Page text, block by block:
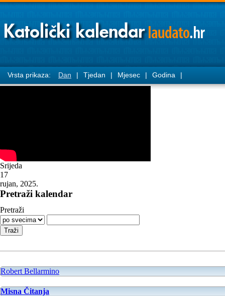
Vrsta prikaza: Dan | Tjedan | Mjesec | Godina |
Srijeda
17
rujan, 2025.
Pretraži kalendar
Pretraži
Robert Bellarmino
Misna Čitanja